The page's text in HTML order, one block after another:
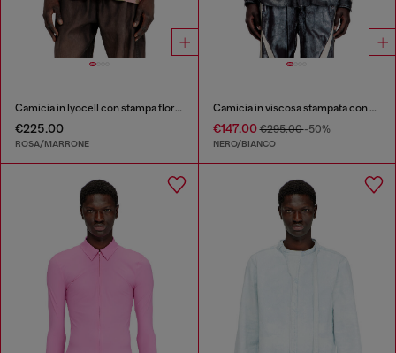
Camicia in lyocell con stampa floreale all-over
€225.00
ROSA/MARRONE
Camicia in viscosa stampata con zip frontale
€147.00€295.00-50%
NERO/BIANCO